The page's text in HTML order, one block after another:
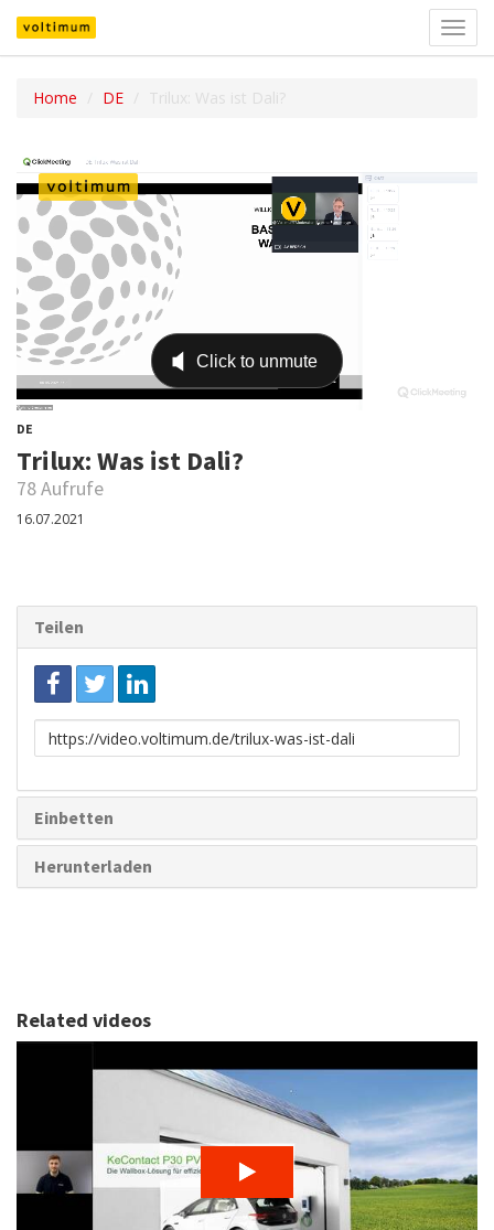
Home DE Trilux: Was ist Dali?
DE
Trilux: Was ist Dali?
78 Aufrufe
16.07.2021
Teilen
Link
zum
Einbetten
Herunterladen
Related videos